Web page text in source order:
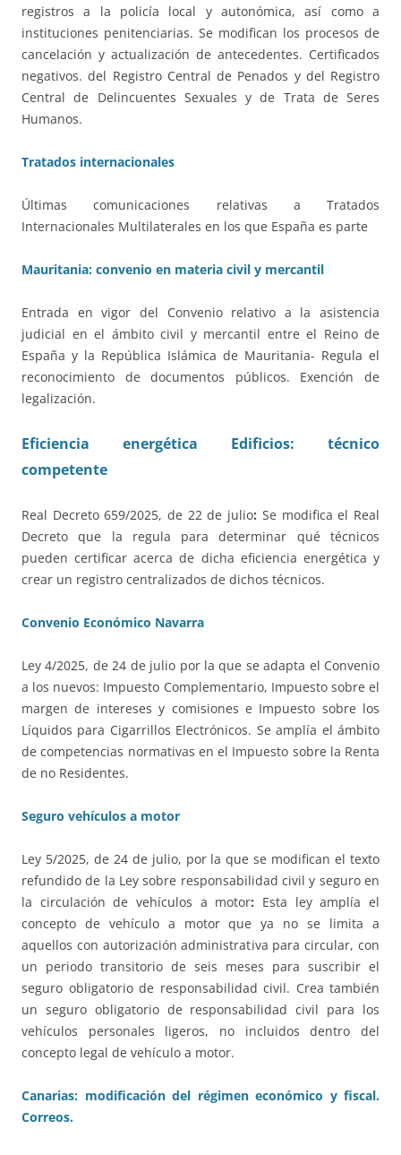
registros a la policía local y autonómica, así como a
instituciones penitenciarias. Se modifican los procesos de
cancelación y actualización de antecedentes. Certificados
negativos. del Registro Central de Penados y del Registro
Central de Delincuentes Sexuales y de Trata de Seres
Humanos.
Tratados internacionales
Últimas comunicaciones relativas a Tratados
Internacionales Multilaterales en los que España es parte
Mauritania: convenio en materia civil y mercantil
Entrada en vigor del Convenio relativo a la asistencia
judicial en el ámbito civil y mercantil entre el Reino de
España y la República Islámica de Mauritania- Regula el
reconocimiento de documentos públicos. Exención de
legalización.
Eficiencia energética Edificios: técnico
competente
Real Decreto 659/2025, de 22 de julio: Se modifica el Real
Decreto que la regula para determinar qué técnicos
pueden certificar acerca de dicha eficiencia energética y
crear un registro centralizados de dichos técnicos.
Convenio Económico Navarra
Ley 4/2025, de 24 de julio por la que se adapta el Convenio
a los nuevos: Impuesto Complementario, Impuesto sobre el
margen de intereses y comisiones e Impuesto sobre los
Líquidos para Cigarrillos Electrónicos. Se amplía el ámbito
de competencias normativas en el Impuesto sobre la Renta
de no Residentes.
Seguro vehículos a motor
Ley 5/2025, de 24 de julio, por la que se modifican el texto
refundido de la Ley sobre responsabilidad civil y seguro en
la circulación de vehículos a motor: Esta ley amplía el
concepto de vehículo a motor que ya no se limita a
aquellos con autorización administrativa para circular, con
un periodo transitorio de seis meses para suscribir el
seguro obligatorio de responsabilidad civil. Crea también
un seguro obligatorio de responsabilidad civil para los
vehículos personales ligeros, no incluidos dentro del
concepto legal de vehículo a motor.
Canarias: modificación del régimen económico y fiscal.
Correos.